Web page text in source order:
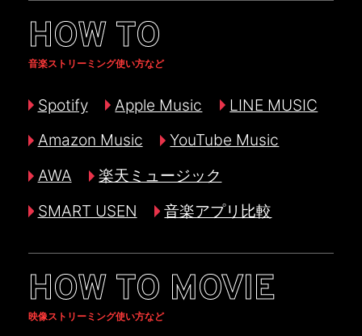
HOW TO
音楽ストリーミング使い方など
Spotify Apple Music
LINE MUSIC
Amazon Music
YouTube Music
AWA
楽天ミュージック
SMART USEN
音楽アプリ比較
HOW TO MOVIE
映像ストリーミング使い方など